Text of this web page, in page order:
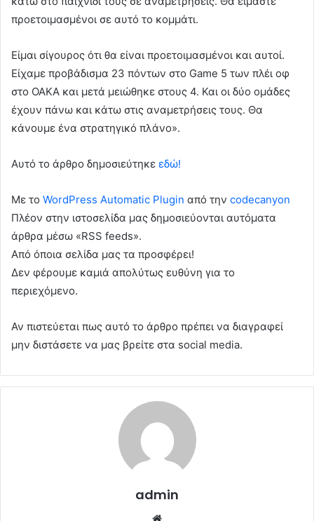
προετοιμασμένοι σε αυτό το κομμάτι.
Είμαι σίγουρος ότι θα είναι προετοιμασμένοι και αυτοί.
Είχαμε προβάδισμα 23 πόντων στο Game 5 των πλέι οφ
στο ΟΑΚΑ και μετά μειώθηκε στους 4. Και οι δύο ομάδες
έχουν πάνω και κάτω στις αναμετρήσεις τους. Θα
κάνουμε ένα στρατηγικό πλάνο».
Αυτό το άρθρο δημοσιεύτηκε εδώ!
Με το WordPress Automatic Plugin από την codecanyon
Πλέον στην ιστοσελίδα μας δημοσιεύονται αυτόματα
άρθρα μέσω «RSS feeds».
Από όποια σελίδα μας τα προσφέρει!
Δεν φέρουμε καμιά απολύτως ευθύνη για το
περιεχόμενο.
Αν πιστεύεται πως αυτό το άρθρο πρέπει να διαγραφεί
μην διστάσετε να μας βρείτε στα social media.
admin